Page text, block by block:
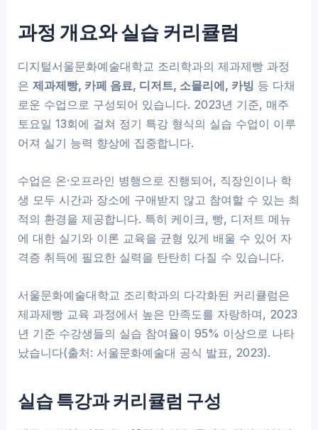
과정 개요와 실습 커리큘럼
디지털서울문화예술대학교 조리학과의 제과제빵 과정
은제과제빵, 카페 음료, 디저트, 소믈리에, 카빙 등 다채
로운 수업으로 구성되어 있습니다. 2023년 기준, 매주
토요일 13회에 걸쳐 정기 특강 형식의 실습 수업이 이루
어져 실기 능력 향상에 집중합니다.
수업은 온·오프라인 병행으로 진행되어, 직장인이나 학
생 모두 시간과 장소에 구애받지 않고 참여할 수 있는 최
적의 환경을 제공합니다. 특히 케이크, 빵, 디저트 메뉴
에 대한 실기와 이론 교육을 균형 있게 배울 수 있어 자
격증 취득에 필요한 실력을 탄탄히 다질 수 있습니다.
서울문화예술대학교 조리학과의 다각화된 커리큘럼은
제과제빵 교육 과정에서 높은 만족도를 자랑하며, 2023
년 기준 수강생들의 실습 참여율이 95% 이상으로 나타
났습니다(출처: 서울문화예술대 공식 발표, 2023).
실습 특강과 커리큘럼 구성